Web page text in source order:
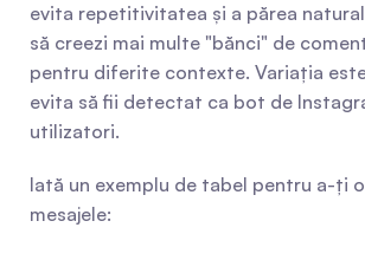
evita repetitivitatea și a părea
să creezi mai multe "bănci" de
pentru diferite contexte. Variația
evita să fii detectat ca bot de
utilizatori.
Iată un exemplu de tabel pentru a-ți
mesajele: